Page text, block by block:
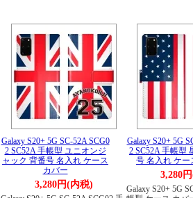
Galaxy S20+ 5G SC-52A SCG0
2 SC52A 手帳型 ユニオンジ
ャック 背番号 名入れ ケース
カバー
3,280円(内税)
Galaxy S20+ 5G
2 SC52A 手帳型
号 名入れ ケー
3,280
Galaxy S20+ 5G